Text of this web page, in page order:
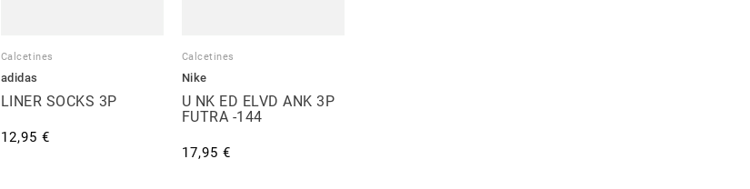
Calcetines
adidas
LINER SOCKS 3P
12,95 €
Calcetines
Nike
U NK ED ELVD ANK 3P
FUTRA -144
17,95 €